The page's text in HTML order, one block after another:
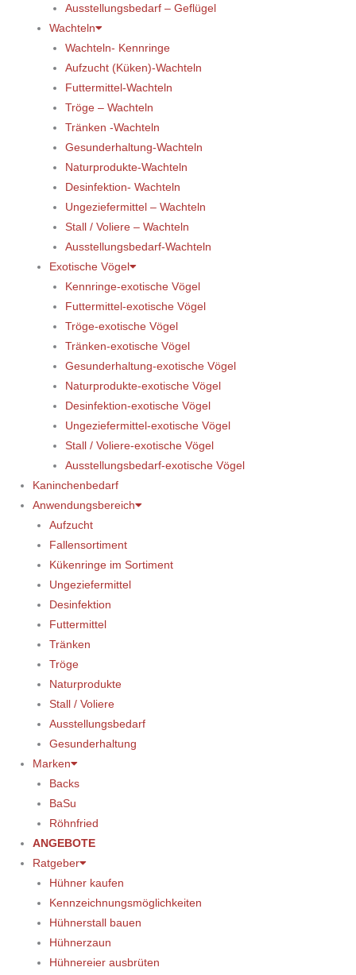
Ausstellungsbedarf – Geflügel
Wachteln
Wachteln- Kennringe
Aufzucht (Küken)-Wachteln
Futtermittel-Wachteln
Tröge – Wachteln
Tränken -Wachteln
Gesunderhaltung-Wachteln
Naturprodukte-Wachteln
Desinfektion- Wachteln
Ungeziefermittel – Wachteln
Stall / Voliere – Wachteln
Ausstellungsbedarf-Wachteln
Exotische Vögel
Kennringe-exotische Vögel
Futtermittel-exotische Vögel
Tröge-exotische Vögel
Tränken-exotische Vögel
Gesunderhaltung-exotische Vögel
Naturprodukte-exotische Vögel
Desinfektion-exotische Vögel
Ungeziefermittel-exotische Vögel
Stall / Voliere-exotische Vögel
Ausstellungsbedarf-exotische Vögel
Kaninchenbedarf
Anwendungsbereich
Aufzucht
Fallensortiment
Kükenringe im Sortiment
Ungeziefermittel
Desinfektion
Futtermittel
Tränken
Tröge
Naturprodukte
Stall / Voliere
Ausstellungsbedarf
Gesunderhaltung
Marken
Backs
BaSu
Röhnfried
ANGEBOTE
Ratgeber
Hühner kaufen
Kennzeichnungsmöglichkeiten
Hühnerstall bauen
Hühnerzaun
Hühnereier ausbrüten